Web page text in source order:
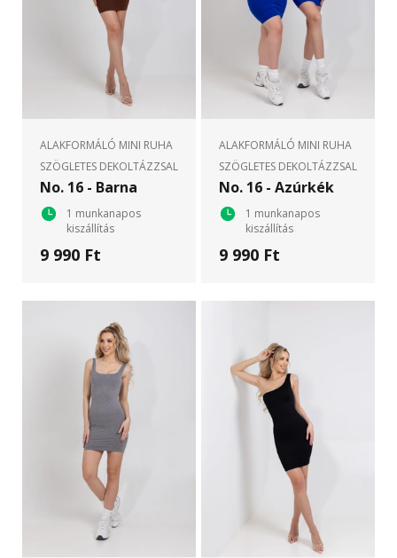
ALAKFORMÁLÓ MINI RUHA
SZÖGLETES DEKOLTÁZZSAL
No. 16 - Barna
1 munkanapos
kiszállítás
9 990 Ft
ALAKFORMÁLÓ MINI RUHA
SZÖGLETES DEKOLTÁZZSAL
No. 16 - Azúrkék
1 munkanapos
kiszállítás
9 990 Ft